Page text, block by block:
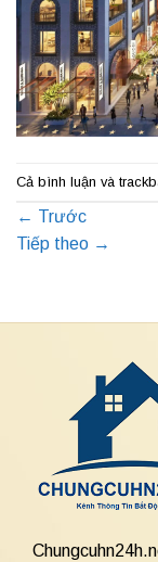
Cả bình luận và
← Trước
Tiếp theo →